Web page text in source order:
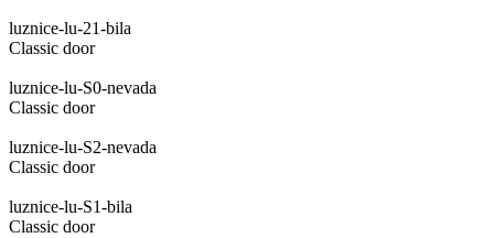
luznice-lu-21-bila
Classic door
luznice-lu-S0-nevada
Classic door
luznice-lu-S2-nevada
Classic door
luznice-lu-S1-bila
Classic door